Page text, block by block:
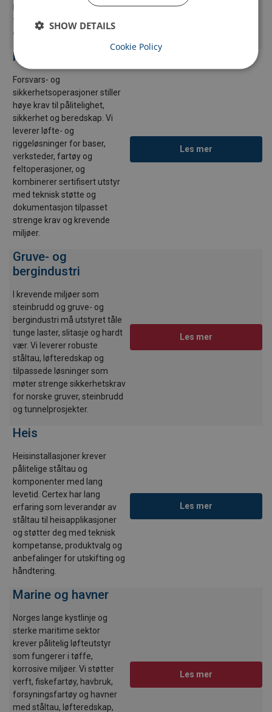
komponenter – blant annet
for vind, vannkraft og andre
energianlegg i Norge.
Forsvar
Forsvars- og
sikkerhetsoperasjoner stiller
høye krav til pålitelighet,
sikkerhet og beredskap. Vi
leverer løfte- og
riggeløsninger for baser,
verksteder, fartøy og
feltoperasjoner, og
kombinerer sertifisert utstyr
med teknisk støtte og
dokumentasjon tilpasset
strenge krav og krevende
miljøer.
Les mer
Gruve- og
bergindustri
I krevende miljøer som
steinbrudd og gruve- og
bergindustri må utstyret tåle
tunge laster, slitasje og hardt
vær. Vi leverer robuste
ståltau, løfteredskap og
tilpassede løsninger som
møter strenge sikkerhetskrav
for norske gruver, steinbrudd
og tunnelprosjekter.
Les mer
Heis
Heisinstallasjoner krever
pålitelige ståltau og
komponenter med lang
levetid. Certex har lang
erfaring som leverandør av
ståltau til heisapplikasjoner
og støtter deg med teknisk
kompetanse, produktvalg og
anbefalinger for utskifting og
håndtering.
Les mer
Marine og havner
Norges lange kystlinje og
sterke maritime sektor
krever pålitelig løfteutstyr
som fungerer i tøffe,
korrosive miljøer. Vi støtter
verft, fiskefartøy, havbruk,
forsyningsfartøy og havner
med ståltau, løfteredskap,
Les mer
SHOW DETAILS
Cookie Policy